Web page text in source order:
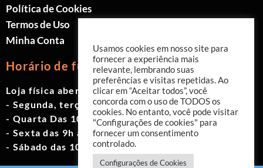
Política de Cookies
Termos de Uso
Minha Conta
Horário de funcionamento
Loja física aberta de Segunda à Sábado.
- Segunda, terça e quinta das 9h às 19h
- Quarta Das 10h às 18h
- Sexta das 9h às 18h
- Sábado das 10h às 17h
Usamos cookies em nosso site para
fornecer a experiência mais
relevante, lembrando suas
preferências e visitas repetidas. Ao
clicar em “Aceitar todos”, você
concorda com o uso de TODOS os
cookies. No entanto, você pode visitar
"Configurações de cookies" para
fornecer um consentimento
controlado.
Configurações de Cookies